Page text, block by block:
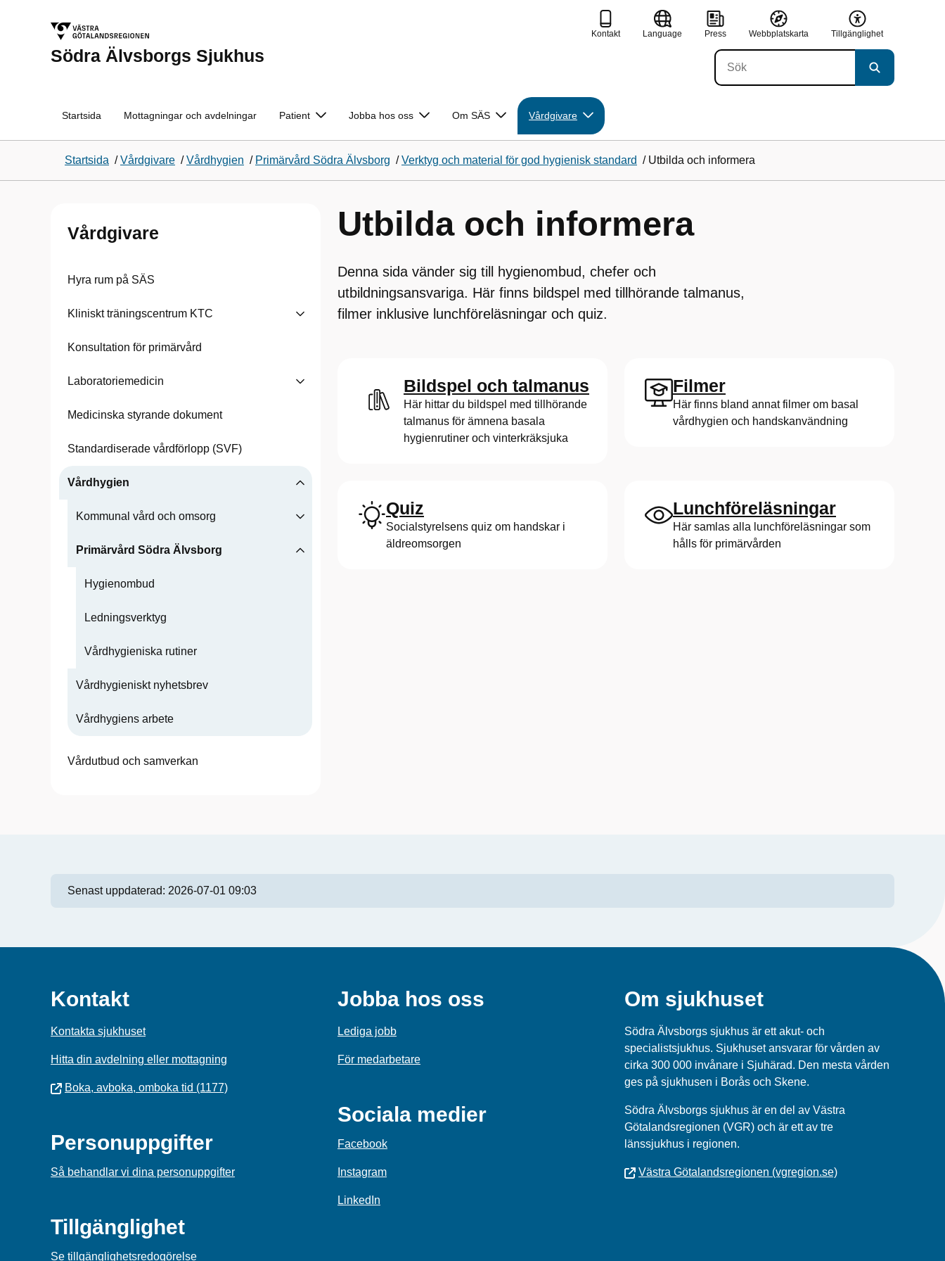
Södra Älvsborgs Sjukhus
Kontakt Language Press Webbplatskarta Tillgänglighet
Startsida Mottagningar och avdelningar Patient Jobba hos oss Om SÄS Vårdgivare
Startsida /Vårdgivare /Vårdhygien / Primärvård Södra Älvsborg /Verktyg och material för god hygienisk standard / Utbilda och informera
Vårdgivare
Hyra rum på SÄS
Kliniskt träningscentrum KTC
Konsultation för primärvård
Laboratoriemedicin
Medicinska styrande dokument
Standardiserade vårdförlopp (SVF)
Vårdhygien
Kommunal vård och omsorg
Primärvård Södra Älvsborg
Hygienombud
Ledningsverktyg
Vårdhygieniska rutiner
Vårdhygieniskt nyhetsbrev
Vårdhygiens arbete
Vårdutbud och samverkan
Utbilda och informera
Denna sida vänder sig till hygienombud, chefer och
utbildningsansvariga. Här finns bildspel med tillhörande talmanus,
filmer inklusive lunchföreläsningar och quiz.
Bildspel och talmanus
Här hittar du bildspel med tillhörande
talmanus för ämnena basala
hygienrutiner och vinterkräksjuka
Filmer
Här finns bland annat filmer om basal
vårdhygien och handskanvändning
Quiz
Socialstyrelsens quiz om handskar i
äldreomsorgen
Lunchföreläsningar
Här samlas alla lunchföreläsningar som
hålls för primärvården
Senast uppdaterad: 2026-07-01 09:03
Kontakt
Kontakta sjukhuset
Hitta din avdelning eller mottagning
Boka, avboka, omboka tid (1177)
Personuppgifter
Så behandlar vi dina personuppgifter
Tillgänglighet
Se tillgänglighetsredogörelse
Jobba hos oss
Lediga jobb
För medarbetare
Sociala medier
Facebook
Instagram
LinkedIn
Om sjukhuset
Södra Älvsborgs sjukhus är ett akut- och
specialistsjukhus. Sjukhuset ansvarar för vården av
cirka 300 000 invånare i Sjuhärad. Den mesta vården
ges på sjukhusen i Borås och Skene.
Södra Älvsborgs sjukhus är en del av Västra
Götalandsregionen (VGR) och är ett av tre
länssjukhus i regionen.
Västra Götalandsregionen (vgregion.se)